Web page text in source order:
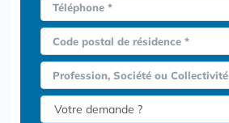
Téléphone *
Code postal de résidence *
Profession, Société ou Collectivité